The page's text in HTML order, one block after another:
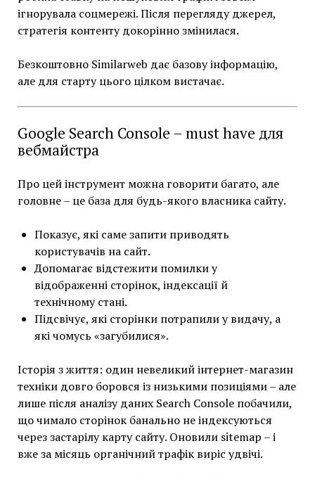
ігнорувала соцмережі. Після перегляду джерел,
стратегія контенту докорінно змінилася.
Безкоштовно Similarweb дає базову інформацію,
але для старту цього цілком вистачає.
Google Search Console – must have для
вебмайстра
Про цей інструмент можна говорити багато, але
головне – це база для будь-якого власника сайту.
Показує, які саме запити приводять
користувачів на сайт.
Допомагає відстежити помилки у
відображенні сторінок, індексації й
технічному стані.
Підсвічує, які сторінки потрапили у видачу, а
які чомусь «загубилися».
Історія з життя: один невеликий інтернет-магазин
техніки довго боровся із низькими позиціями – але
лише після аналізу даних Search Console побачили,
що чимало сторінок банально не індексуються
через застарілу карту сайту. Оновили sitemap – і
вже за місяць органічний трафік виріс удвічі.